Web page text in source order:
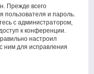
Прежде всего
пользователя и пароль.
с администратором,
к конференции.
настроил
ним для исправления